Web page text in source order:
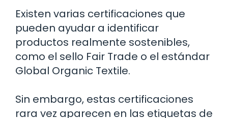
Existen varias certificaciones que
pueden ayudar a identificar
productos realmente sostenibles,
como el sello Fair Trade o el estándar
Global Organic Textile.
Sin embargo, estas certificaciones
rara vez aparecen en las etiquetas de